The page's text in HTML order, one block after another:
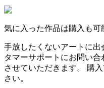
気に入った作品は購入も可
手放したくないアートに
タマーサポートにお問い
させていただきます。 購
さい。